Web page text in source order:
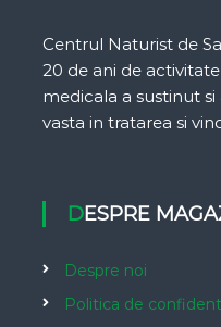
Centrul Naturist de
20 de ani de
medicala a sustinut
vasta in tratarea si
DESPRE
Despre noi
Politica de